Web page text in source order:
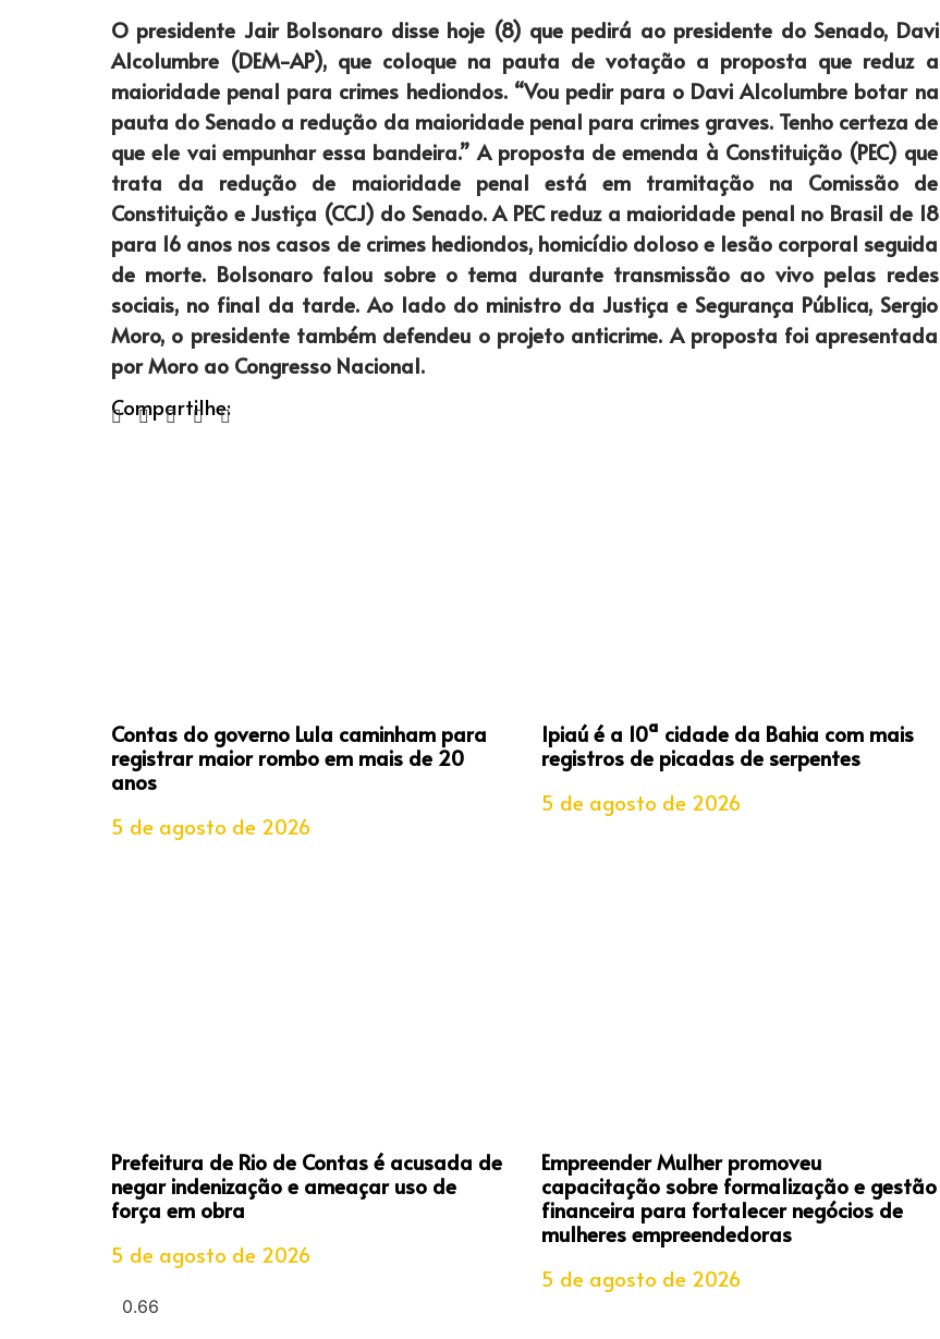
O presidente Jair Bolsonaro disse hoje (8) que pedirá ao presidente do Senado, Davi
Alcolumbre (DEM-AP), que coloque na pauta de votação a proposta que reduz a
maioridade penal para crimes hediondos. “Vou pedir para o Davi Alcolumbre botar na
pauta do Senado a redução da maioridade penal para crimes graves. Tenho certeza de
que ele vai empunhar essa bandeira.” A proposta de emenda à Constituição (PEC) que
trata da redução de maioridade penal está em tramitação na Comissão de
Constituição e Justiça (CCJ) do Senado. A PEC reduz a maioridade penal no Brasil de 18
para 16 anos nos casos de crimes hediondos, homicídio doloso e lesão corporal seguida
de morte. Bolsonaro falou sobre o tema durante transmissão ao vivo pelas redes
sociais, no final da tarde. Ao lado do ministro da Justiça e Segurança Pública, Sergio
Moro, o presidente também defendeu o projeto anticrime. A proposta foi apresentada
por Moro ao Congresso Nacional.
Compartilhe:
Contas do governo Lula caminham para
registrar maior rombo em mais de 20
anos
5 de agosto de 2026
Ipiaú é a 10ª cidade da Bahia com mais
registros de picadas de serpentes
5 de agosto de 2026
Prefeitura de Rio de Contas é acusada de
negar indenização e ameaçar uso de
força em obra
5 de agosto de 2026
Empreender Mulher promoveu
capacitação sobre formalização e gestão
financeira para fortalecer negócios de
mulheres empreendedoras
5 de agosto de 2026